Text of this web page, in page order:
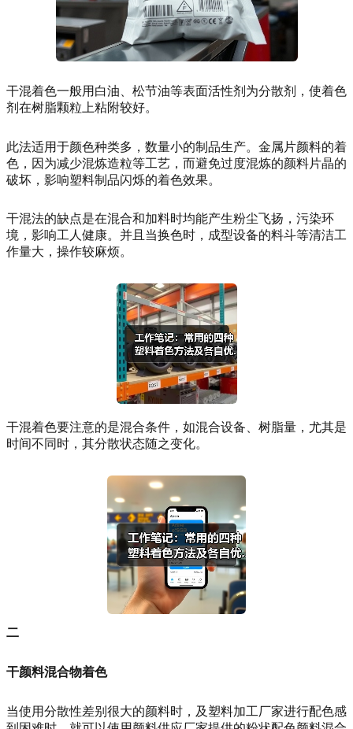
干混着色一般用白油、松节油等表面活性剂为分散剂，使着色
剂在树脂颗粒上粘附较好。
此法适用于颜色种类多，数量小的制品生产。金属片颜料的着
色，因为减少混炼造粒等工艺，而避免过度混炼的颜料片晶的
破坏，影响塑料制品闪烁的着色效果。
干混法的缺点是在混合和加料时均能产生粉尘飞扬，污染环
境，影响工人健康。并且当换色时，成型设备的料斗等清洁工
作量大，操作较麻烦。
干混着色要注意的是混合条件，如混合设备、树脂量，尤其是
时间不同时，其分散状态随之变化。
二
干颜料混合物着色
当使用分散性差别很大的颜料时，及塑料加工厂家进行配色感